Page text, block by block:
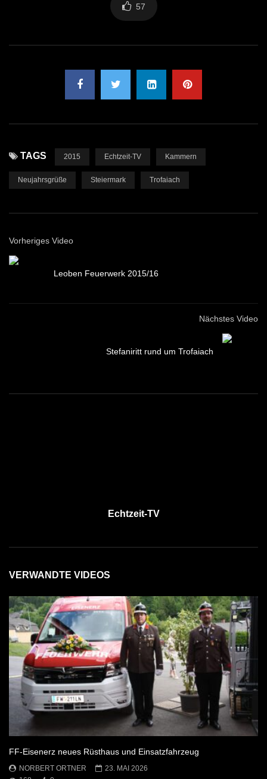
57
TAGS 2015 Echtzeit-TV Kammern
Neujahrsgrüße Steiermark Trofaiach
Vorheriges Video
Leoben Feuerwerk 2015/16
Nächstes Video
Stefaniritt rund um Trofaiach
Echtzeit-TV
VERWANDTE VIDEOS
FF-Eisenerz neues Rüsthaus und Einsatzfahrzeug
NORBERT ORTNER
23. MAI 2026